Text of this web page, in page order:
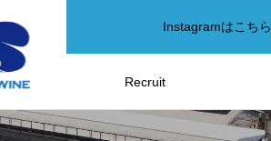
Recruit
Instagramはこちら